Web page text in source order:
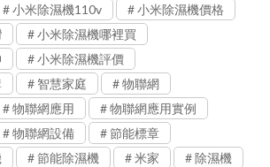
小米除濕機110v
小米除濕機價格
小米除濕機哪裡買
小米除濕機評價
智慧家庭
物聯網
物聯網應用
物聯網應用實例
物聯網設備
節能標章
節能除濕機 米家
除濕機